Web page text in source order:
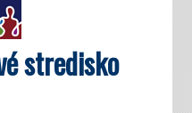
stredisko